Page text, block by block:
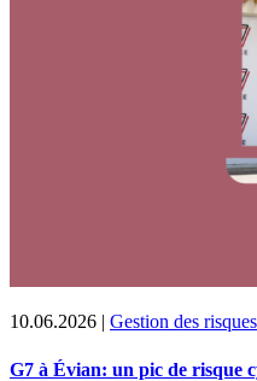
10.06.2026 | Gestion des risques
G7 à Évian: un pic de risque